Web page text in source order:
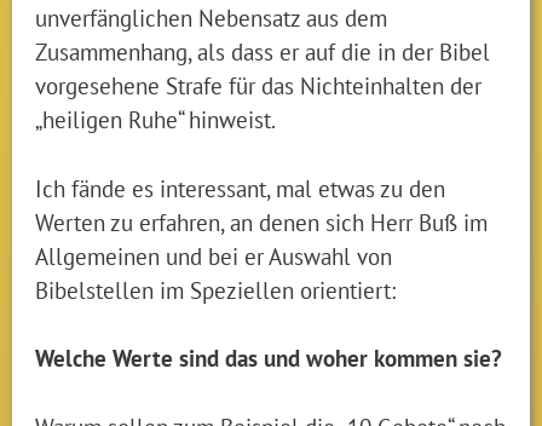
unverfänglichen Nebensatz aus dem
Zusammenhang, als dass er auf die in der Bibel
vorgesehene Strafe für das Nichteinhalten der
„heiligen Ruhe“ hinweist.
Ich fände es interessant, mal etwas zu den
Werten zu erfahren, an denen sich Herr Buß im
Allgemeinen und bei er Auswahl von
Bibelstellen im Speziellen orientiert:
Welche Werte sind das und woher kommen sie?